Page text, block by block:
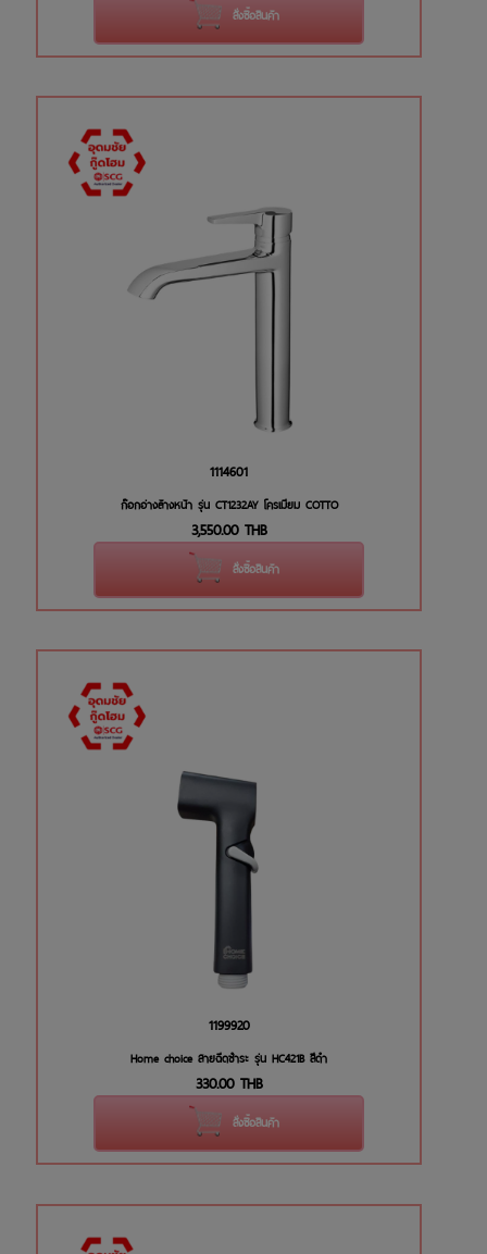
สั่งซื้อสินค้า
1114601
ก๊อกอ่างล้างหน้า รุ่น CT1232AY โครเมียม COTTO
3,550.00 THB
สั่งซื้อสินค้า
1199920
Home choice สายฉีดชำระ รุ่น HC421B สีดำ
330.00 THB
สั่งซื้อสินค้า